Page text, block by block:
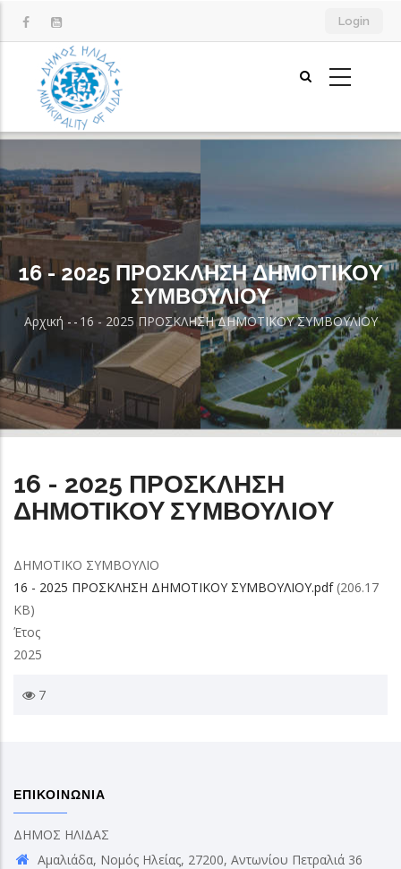
προς
περιεχόμενο
Login
16 - 2025 ΠΡΟΣΚΛΗΣΗ ΔΗΜΟΤΙΚΟY
ΣΥΜΒΟΥΛΙΟY
Breadcrumb
Αρχική - - 16 - 2025 ΠΡΟΣΚΛΗΣΗ ΔΗΜΟΤΙΚΟY ΣΥΜΒΟΥΛΙΟY
16 - 2025 ΠΡΟΣΚΛΗΣΗ
ΔΗΜΟΤΙΚΟY ΣΥΜΒΟΥΛΙΟY
ΔΗΜΟΤΙΚΟ ΣΥΜΒΟΥΛΙΟ
16 - 2025 ΠΡΟΣΚΛΗΣΗ ΔΗΜΟΤΙΚΟY ΣΥΜΒΟΥΛΙΟY.pdf (206.17
KB)
Έτος
2025
7
ΕΠΙΚΟΙΝΩΝΙΑ
ΔΗΜΟΣ ΗΛΙΔΑΣ
Αμαλιάδα, Νομός Ηλείας, 27200, Αντωνίου Πετραλιά 36